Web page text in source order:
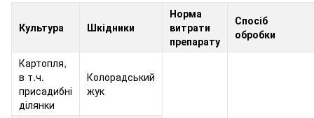
Культура Шкідники
Норма
витрати
препарату
Спосіб
обробки
Картопля,
в т.ч.
присадибні
ділянки
Колорадський
жук